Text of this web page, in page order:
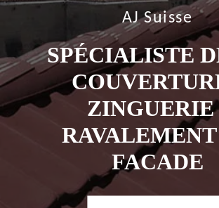
AJ Suisse
SPÉCIALISTE
ZINGUERIE
FACADE